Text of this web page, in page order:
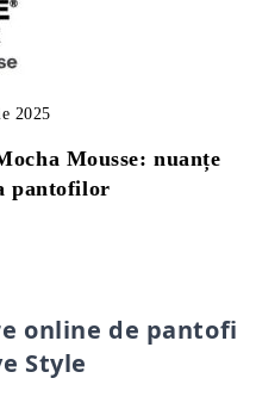
Mousse: nuanțe
pantofilor
2025
online de pantofi
Style